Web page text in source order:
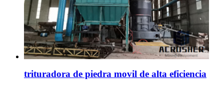
trituradora de piedra movil de alta eficiencia